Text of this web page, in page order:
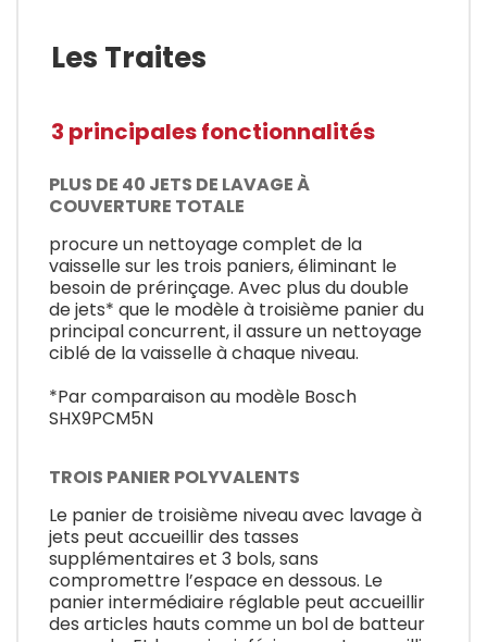
Les Traites
3 principales fonctionnalités
PLUS DE 40 JETS DE LAVAGE À
COUVERTURE TOTALE
procure un nettoyage complet de la
vaisselle sur les trois paniers, éliminant le
besoin de prérinçage. Avec plus du double
de jets* que le modèle à troisième panier du
principal concurrent, il assure un nettoyage
ciblé de la vaisselle à chaque niveau.
*Par comparaison au modèle Bosch
SHX9PCM5N
TROIS PANIER POLYVALENTS
Le panier de troisième niveau avec lavage à
jets peut accueillir des tasses
supplémentaires et 3 bols, sans
compromettre l’espace en dessous. Le
panier intermédiaire réglable peut accueillir
des articles hauts comme un bol de batteur